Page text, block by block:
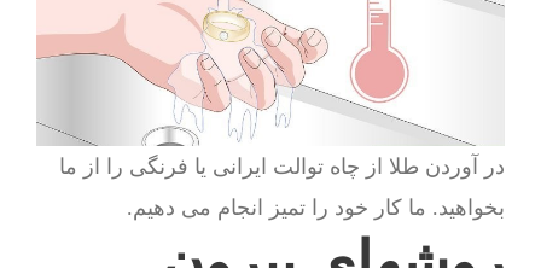
در آوردن طلا از چاه توالت ایرانی یا فرنگی را از ما
بخواهید. ما کار خود را تمیز انجام می دهیم.